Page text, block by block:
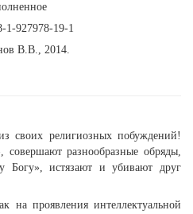
1-927978-19-1
В.В., 2014.
своих религиозных побуждений!
разнообразные обряды,
Богу», истязают и убивают друг
на проявления интеллектуальной